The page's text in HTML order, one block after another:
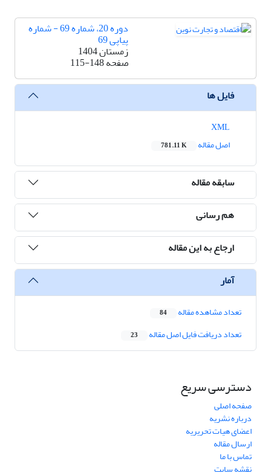
دوره 20، شماره 69 - شماره
پیاپی 69
زمستان 1404
صفحه115-148
فایل ها
اصل مقاله
781.11 K
سابقه مقاله
هم رسانی
ارجاع به این مقاله
آمار
تعداد مشاهده مقاله 84
تعداد دریافت فایل اصل مقاله 23
دسترسی سریع
صفحه اصلی
درباره نشریه
اعضای هیات تحریریه
ارسال مقاله
تماس با ما
نقشه سایت